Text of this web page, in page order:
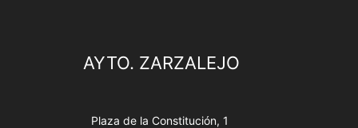
AYTO. ZARZALEJO
Plaza de la Constitución, 1